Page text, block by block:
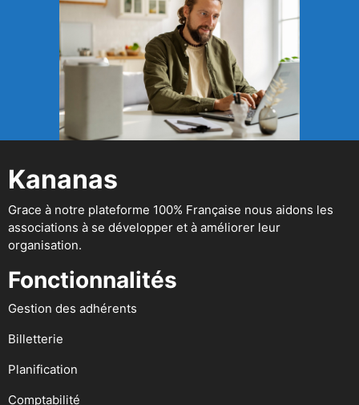
Kananas
Grace à notre plateforme 100% Française nous aidons les
associations à se développer et à améliorer leur
organisation.
Fonctionnalités
Gestion des adhérents
Billetterie
Planification
Comptabilité